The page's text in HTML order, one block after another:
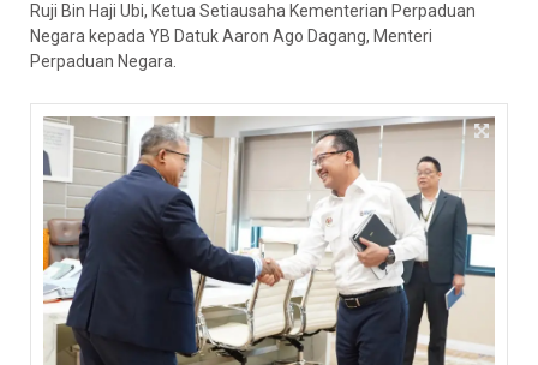
Ruji Bin Haji Ubi, Ketua Setiausaha Kementerian Perpaduan
Negara kepada YB Datuk Aaron Ago Dagang, Menteri
Perpaduan Negara.